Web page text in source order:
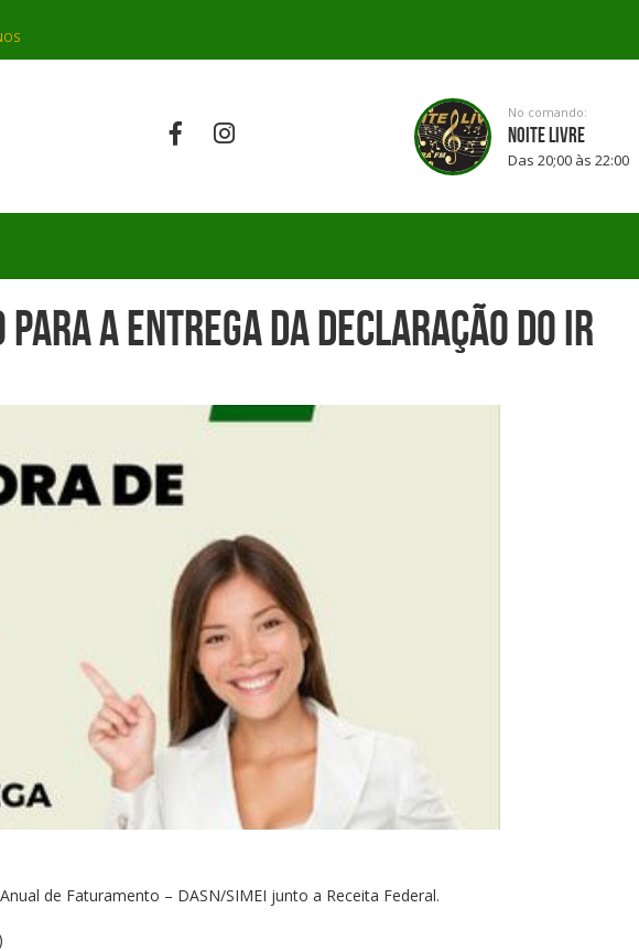
No comando:
NOITE LIVRE
Das 20;00 às 22:00
para a entrega da declaração do IR
de Faturamento – DASN/SIMEI junto a Receita Federal.